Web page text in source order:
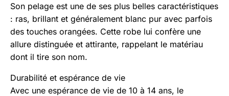
Son pelage est une de ses plus belles caractéristiques
: ras, brillant et généralement blanc pur avec parfois
des touches orangées. Cette robe lui confère une
allure distinguée et attirante, rappelant le matériau
dont il tire son nom.
Durabilité et espérance de vie
Avec une espérance de vie de 10 à 14 ans, le